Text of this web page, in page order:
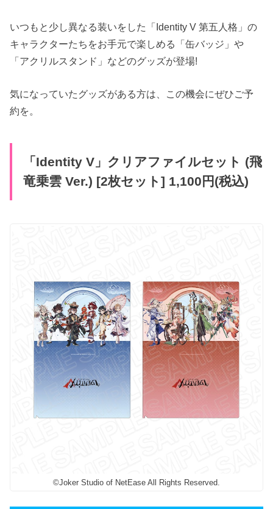
いつもと少し異なる装いをした「Identity V 第五人格」の
キャラクターたちをお手元で楽しめる「缶バッジ」や
「アクリルスタンド」などのグッズが登場!
気になっていたグッズがある方は、この機会にぜひご予
約を。
「Identity V」クリアファイルセット (飛
竜乗雲 Ver.) [2枚セット] 1,100円(税込)
©Joker Studio of NetEase All Rights Reserved.